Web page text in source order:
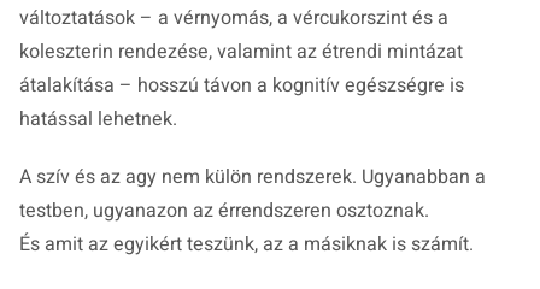
változtatások – a vérnyomás, a vércukorszint és a
koleszterin rendezése, valamint az étrendi mintázat
átalakítása – hosszú távon a kognitív egészségre is
hatással lehetnek.
A szív és az agy nem külön rendszerek. Ugyanabban a
testben, ugyanazon az érrendszeren osztoznak.
És amit az egyikért teszünk, az a másiknak is számít.